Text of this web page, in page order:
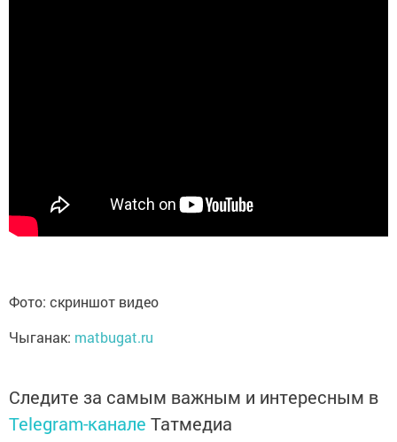
Фото: скриншот видео
Чыганак: matbugat.ru
Следите за самым важным и интересным в
Telegram-канале Татмедиа